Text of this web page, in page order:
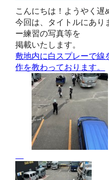
こんにちは！ようやく遅
今回は、タイトルにあり
ー練習の写真等を
掲載いたします。
敷地内に白スプレーで線
作を教わっております。